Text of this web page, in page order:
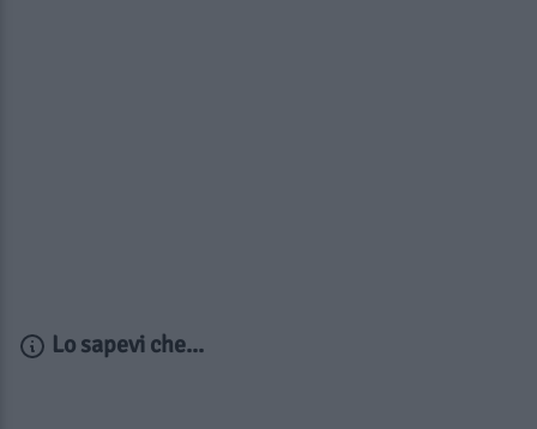
Lo sapevi che...